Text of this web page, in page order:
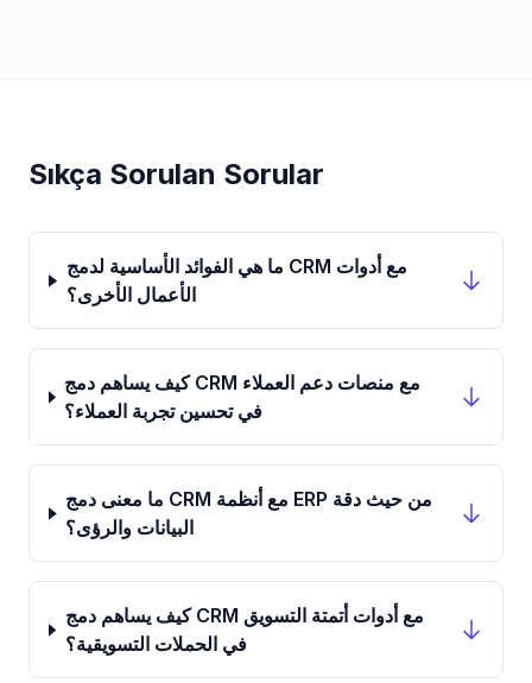
Sıkça Sorulan Sorular
ما هي الفوائد الأساسية لدمج CRM مع أدوات
الأعمال الأخرى؟
كيف يساهم دمج CRM مع منصات دعم العملاء
في تحسين تجربة العملاء؟
ما معنى دمج CRM مع أنظمة ERP من حيث دقة
البيانات والرؤى؟
كيف يساهم دمج CRM مع أدوات أتمتة التسويق
في الحملات التسويقية؟